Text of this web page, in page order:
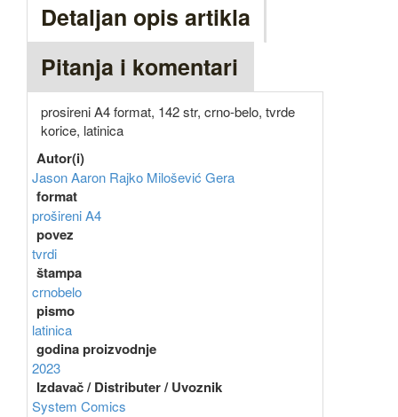
Detaljan opis artikla
Pitanja i komentari
prosireni A4 format, 142 str, crno-belo, tvrde
korice, latinica
Autor(i)
Jason Aaron Rajko Milošević Gera
format
prošireni A4
povez
tvrdi
štampa
crnobelo
pismo
latinica
godina proizvodnje
2023
Izdavač / Distributer / Uvoznik
System Comics